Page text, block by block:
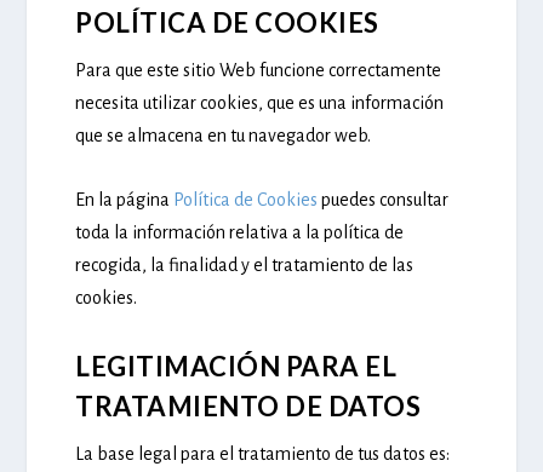
POLÍTICA DE COOKIES
Para que este sitio Web funcione correctamente
necesita utilizar cookies, que es una información
que se almacena en tu navegador web.
En la página Política de Cookies puedes consultar
toda la información relativa a la política de
recogida, la finalidad y el tratamiento de las
cookies.
LEGITIMACIÓN PARA EL
TRATAMIENTO DE DATOS
La base legal para el tratamiento de tus datos es: